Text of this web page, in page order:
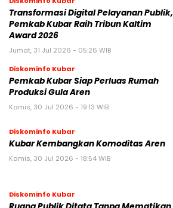
Transformasi Digital Pelayanan Publik,
Pemkab Kubar Raih Tribun Kaltim
Award 2026
Jumat, 31 Jul 2026 - 05:26 WIB
Diskominfo Kubar
Pemkab Kubar Siap Perluas Rumah
Produksi Gula Aren
Kamis, 30 Jul 2026 - 19:13 WIB
Diskominfo Kubar
Kubar Kembangkan Komoditas Aren
Kamis, 30 Jul 2026 - 18:54 WIB
Diskominfo Kubar